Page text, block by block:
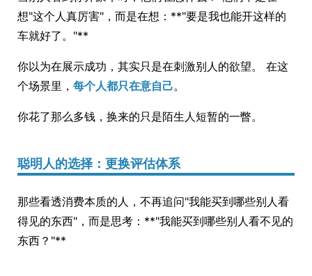
想"这个人真厉害"，而是在想：**"要是我也能开这样的
车就好了。"**
你以为在展示成功，其实只是在刺激别人的欲望。 在这
个场景里， 每个人都只在意自己。
你花了那么多钱，换来的只是陌生人短暂的一瞥。
聪明人的选择：更换评估体系
那些看透消费本质的人，不再追问"我能买到哪些别人看
得见的东西"，而是思考：**"我能买到哪些别人看不见的
东西？"**